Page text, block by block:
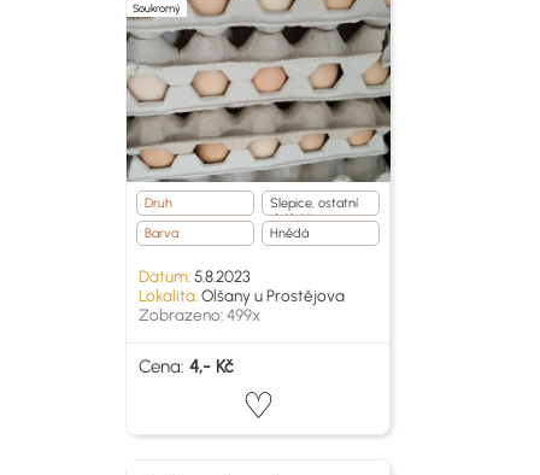
Soukromý
Druh
Slepice, ostatní
drůběž
Barva
Hnědá
Datum:5.8.2023
Lokalita:Olšany u Prostějova
Zobrazeno: 499x
Cena: 4,- Kč